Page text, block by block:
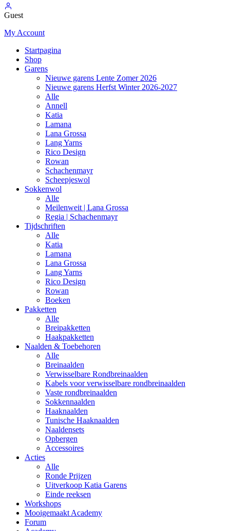
Guest
My Account
Startpagina
Shop
Garens
Nieuwe garens Lente Zomer 2026
Nieuwe garens Herfst Winter 2026-2027
Alle
Annell
Katia
Lamana
Lana Grossa
Lang Yarns
Rico Design
Rowan
Schachenmayr
Scheepjeswol
Sokkenwol
Alle
Meilenweit | Lana Grossa
Regia | Schachenmayr
Tijdschriften
Alle
Katia
Lamana
Lana Grossa
Lang Yarns
Rico Design
Rowan
Boeken
Pakketten
Alle
Breipakketten
Haakpakketten
Naalden & Toebehoren
Alle
Breinaalden
Verwisselbare Rondbreinaalden
Kabels voor verwisselbare rondbreinaalden
Vaste rondbreinaalden
Sokkennaalden
Haaknaalden
Tunische Haaknaalden
Naaldensets
Opbergen
Accessoires
Acties
Alle
Ronde Prijzen
Uitverkoop Katia Garens
Einde reeksen
Workshops
Mooigemaakt Academy
Forum